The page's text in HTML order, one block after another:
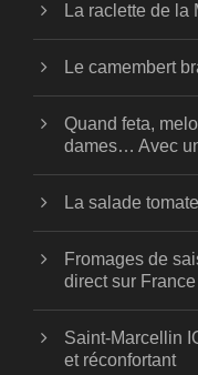
La raclette de la
Le camembert
Quand feta,
dames… Avec
La salade
Fromages de
direct sur
Saint-Marcellin
et réconfortant